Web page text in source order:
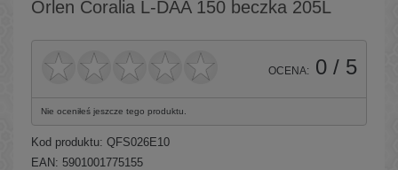
Orlen Coralia L-DAA 150 beczka 205L
OCENA: 0 / 5
Nie oceniłeś jeszcze tego produktu.
Kod produktu: QFS026E10
EAN: 5901001775155